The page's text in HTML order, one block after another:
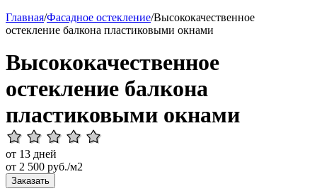
Главная/Фасадное остекление/Высококачественное
остекление балкона пластиковыми окнами
Высококачественное
остекление балкона
пластиковыми окнами
от 13 дней
от 2 500 руб./м2
Заказать